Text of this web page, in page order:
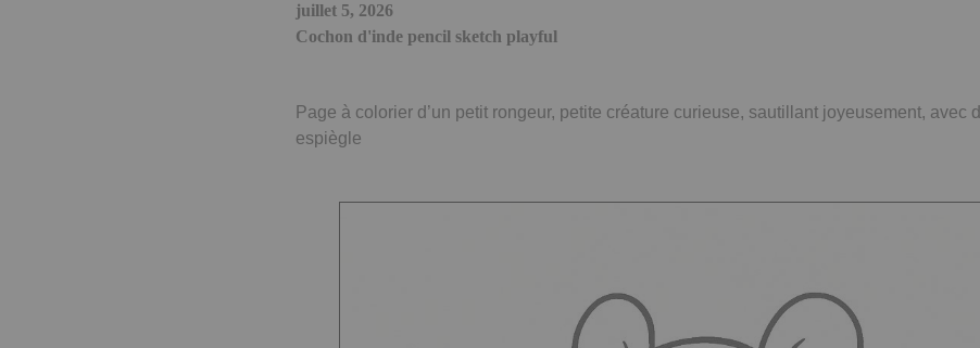
juillet 5, 2026
Cochon d'inde pencil sketch playful
Page à colorier d’un petit rongeur, petite créature curieuse, sautillant joyeusement, avec
espiègle